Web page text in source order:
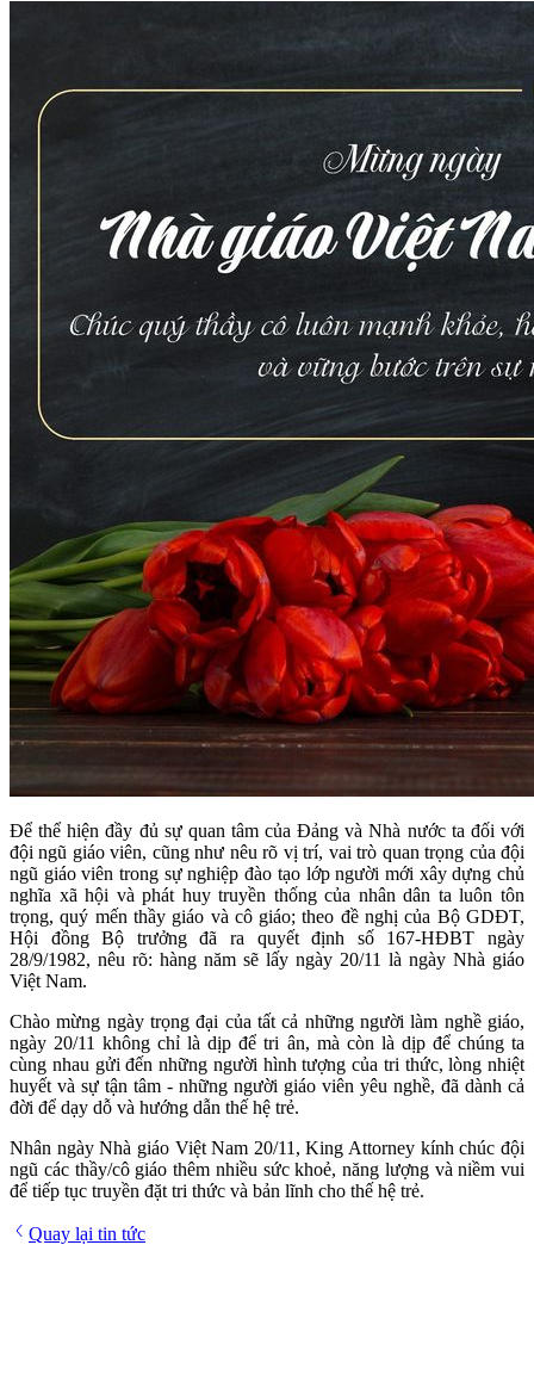
Để thể hiện đầy đủ sự quan tâm của Đảng và Nhà nước ta đối với
đội ngũ giáo viên, cũng như nêu rõ vị trí, vai trò quan trọng của đội
ngũ giáo viên trong sự nghiệp đào tạo lớp người mới xây dựng chủ
nghĩa xã hội và phát huy truyền thống của nhân dân ta luôn tôn
trọng, quý mến thầy giáo và cô giáo; theo đề nghị của Bộ GDĐT,
Hội đồng Bộ trưởng đã ra quyết định số 167-HĐBT ngày
28/9/1982, nêu rõ: hàng năm sẽ lấy ngày 20/11 là ngày Nhà giáo
Việt Nam.
Chào mừng ngày trọng đại của tất cả những người làm nghề giáo,
ngày 20/11 không chỉ là dịp để tri ân, mà còn là dịp để chúng ta
cùng nhau gửi đến những người hình tượng của tri thức, lòng nhiệt
huyết và sự tận tâm - những người giáo viên yêu nghề, đã dành cả
đời để dạy dỗ và hướng dẫn thế hệ trẻ.
Nhân ngày Nhà giáo Việt Nam 20/11, King Attorney kính chúc đội
ngũ các thầy/cô giáo thêm nhiều sức khoẻ, năng lượng và niềm vui
để tiếp tục truyền đặt tri thức và bản lĩnh cho thế hệ trẻ.
Quay lại tin tức